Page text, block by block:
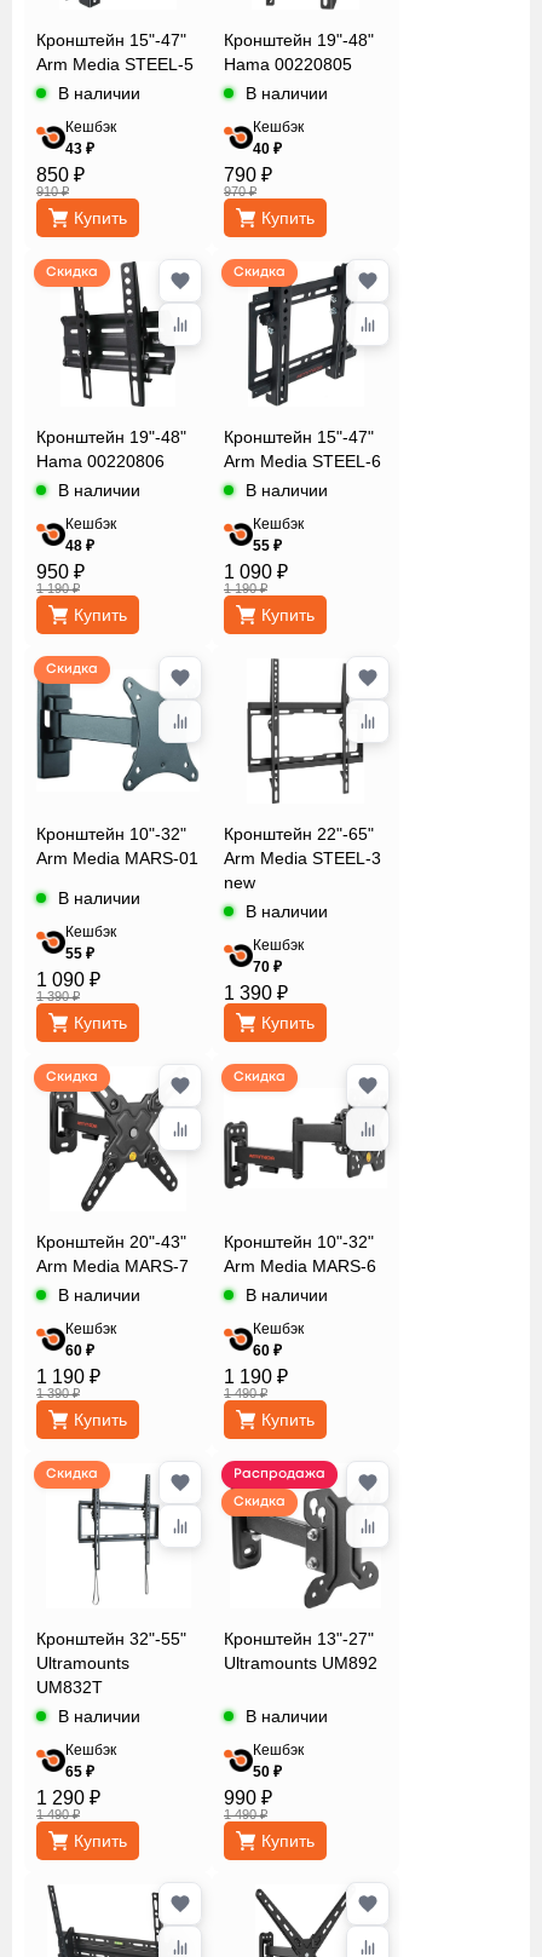
Onkron
SunWind
Sven
Tuarex
Ultramounts
Wize
нагрузка
Расстояние
от стены/
наклон°
Совместимость
Стандарт
крепежа
Цвет
Сбросить Применить
Кронштейн 15"-47"
Arm Media STEEL-5
В наличии
Кешбэк
43 ₽
850 ₽
910 ₽
Купить
Кронштейн 19"-48"
Hama 00220805
В наличии
Кешбэк
40 ₽
790 ₽
970 ₽
Купить
Скидка
Кронштейн 19"-48"
Hama 00220806
В наличии
Кешбэк
48 ₽
950 ₽
1 190 ₽
Купить
Скидка
Кронштейн 15"-47"
Arm Media STEEL-6
В наличии
Кешбэк
55 ₽
1 090 ₽
1 190 ₽
Купить
Скидка
Кронштейн 10"-32"
Arm Media MARS-01
В наличии
Кешбэк
55 ₽
1 090 ₽
1 390 ₽
Купить
Кронштейн 22"-65"
Arm Media STEEL-3
new
В наличии
Кешбэк
70 ₽
1 390 ₽
Купить
Скидка
Кронштейн 20"-43"
Arm Media MARS-7
В наличии
Кешбэк
60 ₽
1 190 ₽
1 390 ₽
Купить
Скидка
Кронштейн 10"-32"
Arm Media MARS-6
В наличии
Кешбэк
60 ₽
1 190 ₽
1 490 ₽
Купить
Скидка
Кронштейн 32"-55"
Ultramounts
UM832T
В наличии
Кешбэк
65 ₽
1 290 ₽
1 490 ₽
Купить
Распродажа
Скидка
Кронштейн 13"-27"
Ultramounts UM892
В наличии
Кешбэк
50 ₽
990 ₽
1 490 ₽
Купить